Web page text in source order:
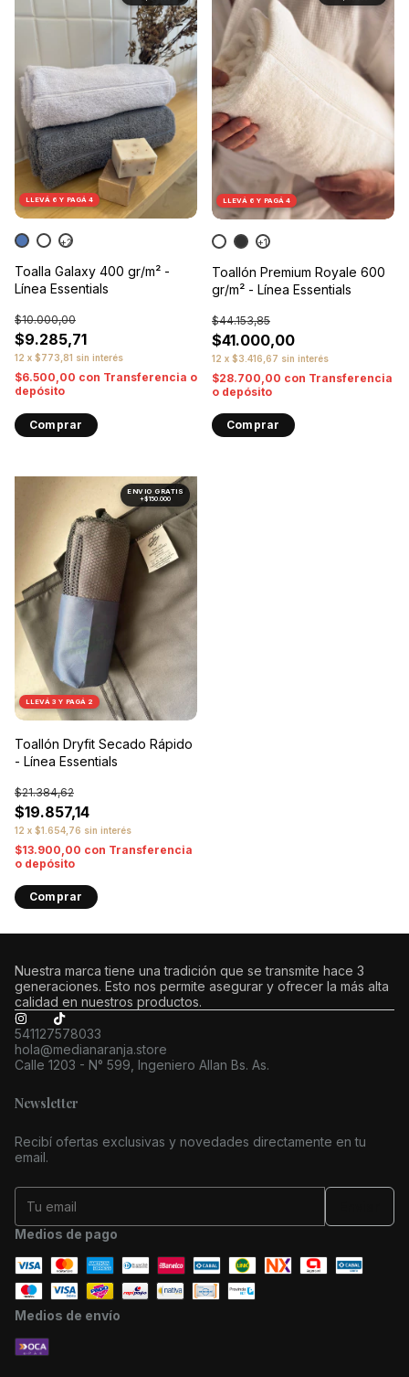
Toalla Galaxy 400 gr/m² -
Línea Essentials
$9.285,71
$10.000,00
12 x $773,81 sin interés
LLEVÁ 6 Y PAGÁ 4
$6.500,00 con Transferencia o
depósito
+2
Comprar
Toallón Premium Royale 600
gr/m² - Línea Essentials
$41.000,00
$44.153,85
12 x $3.416,67 sin interés
LLEVÁ 6 Y PAGÁ 4
$28.700,00 con Transferencia
o depósito
+1
Comprar
1/9
Toallón Dryfit Secado Rápido
- Línea Essentials
$19.857,14
$21.384,62
12 x $1.654,76 sin interés
LLEVÁ 3 Y PAGÁ 2
$13.900,00 con Transferencia
o depósito
Comprar
Nuestra marca tiene una tradición que se transmite hace 3
generaciones. Esto nos permite asegurar y ofrecer la más alta
calidad en nuestros productos.
541127578033
hola@medianaranja.store
Calle 1203 - N° 599, Ingeniero Allan Bs. As.
Newsletter
Recibí ofertas exclusivas y novedades directamente en tu
email.
Medios de pago
Medios de envío